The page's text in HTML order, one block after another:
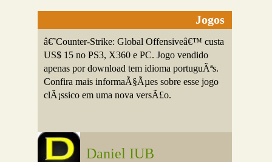
Jogos
â€˜Counter-Strike: Global Offensiveâ€™ custa
US$ 15 no PS3, X360 e PC. Jogo vendido
apenas por download tem idioma portuguÃªs.
Confira mais informaÃ§Ãµes sobre esse jogo
clÃ¡ssico em uma nova versÃ£o.
Daniel IUB